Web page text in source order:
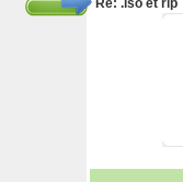
Re: .iso et rip